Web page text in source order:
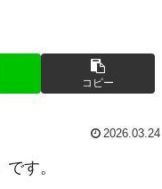
コピー
2026.03.24
です。